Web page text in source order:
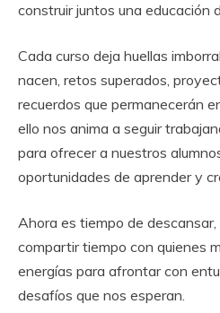
construir juntos una educación
Cada curso deja huellas
nacen, retos superados,
recuerdos que permanecerán
ello nos anima a seguir
para ofrecer a nuestros
oportunidades de aprender y
Ahora es tiempo de
compartir tiempo con quienes
energías para afrontar con
desafíos que nos esperan.